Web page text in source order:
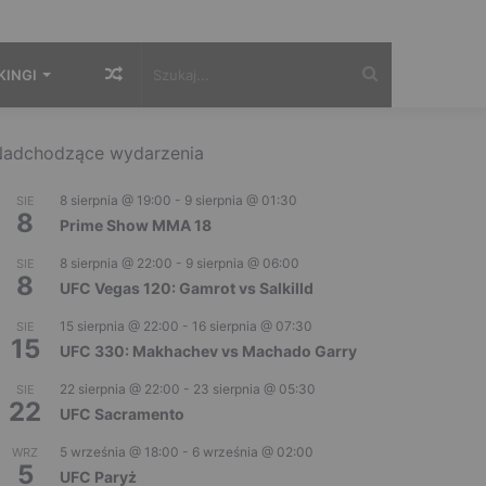
Losowy
wydarzenia
SIE
8
8 sierpnia @ 19:00 - 9 sierpnia @ 01:30
Prime Show MMA 18
SIE
8
8 sierpnia @ 22:00 - 9 sierpnia @ 06:00
UFC Vegas 120: Gamrot vs Salkilld
SIE
15
15 sierpnia @ 22:00 - 16 sierpnia @ 07:30
UFC 330: Makhachev vs Machado Garry
SIE
22
22 sierpnia @ 22:00 - 23 sierpnia @ 05:30
UFC Sacramento
WRZ
5
5 września @ 18:00 - 6 września @ 02:00
UFC Paryż